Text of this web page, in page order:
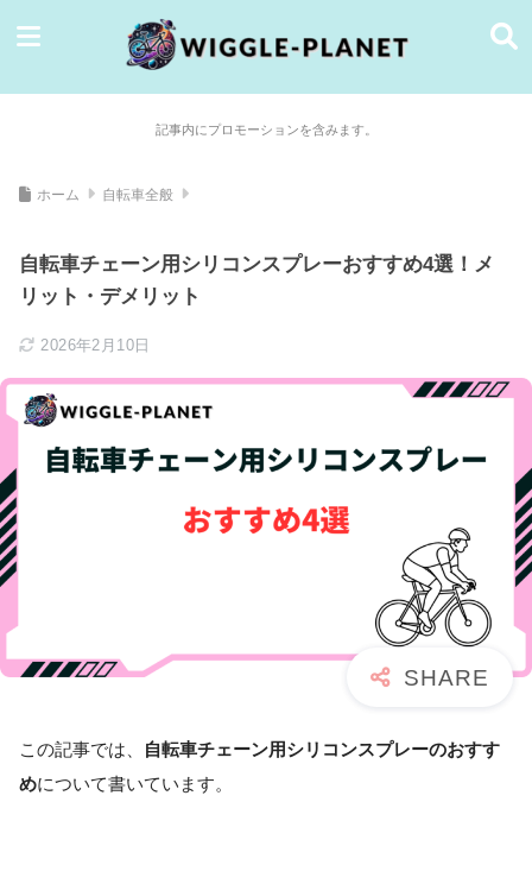
記事内にプロモーションを含みます。
ホーム 自転車全般
自転車チェーン用シリコンスプレーおすすめ4選！メ
リット・デメリット
2026年2月10日
この記事では、
自転車チェーン用シリコンスプレーのおすす
めについて書いています。